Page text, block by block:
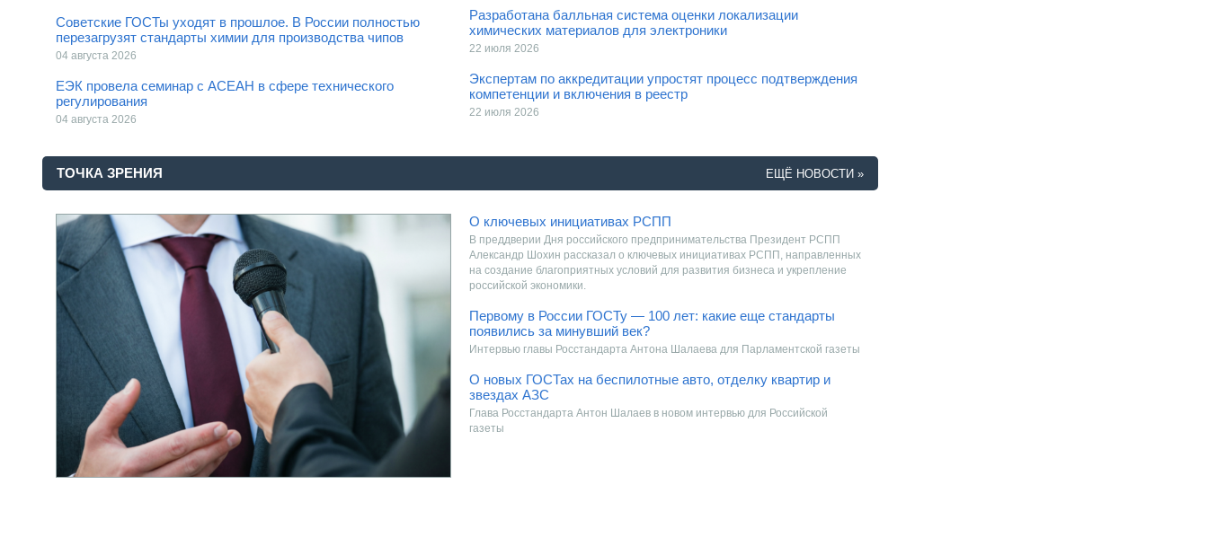
Советские ГОСТы уходят в прошлое. В России полностью
перезагрузят стандарты химии для производства чипов
04 августа 2026
ЕЭК провела семинар с АСЕАН в сфере технического
регулирования
04 августа 2026
Разработана балльная система оценки локализации
химических материалов для электроники
22 июля 2026
Экспертам по аккредитации упростят процесс подтверждения
компетенции и включения в реестр
22 июля 2026
ЕЩЁ НОВОСТИ »
ТОЧКА ЗРЕНИЯ
О ключевых инициативах РСПП
В преддверии Дня российского предпринимательства Президент РСПП
Александр Шохин рассказал о ключевых инициативах РСПП, направленных
на создание благоприятных условий для развития бизнеса и укрепление
российской экономики.
Первому в России ГОСТу — 100 лет: какие еще стандарты
появились за минувший век?
Интервью главы Росстандарта Антона Шалаева для Парламентской газеты
О новых ГОСТах на беспилотные авто, отделку квартир и
звездах АЗС
Глава Росстандарта Антон Шалаев в новом интервью для Российской
газеты